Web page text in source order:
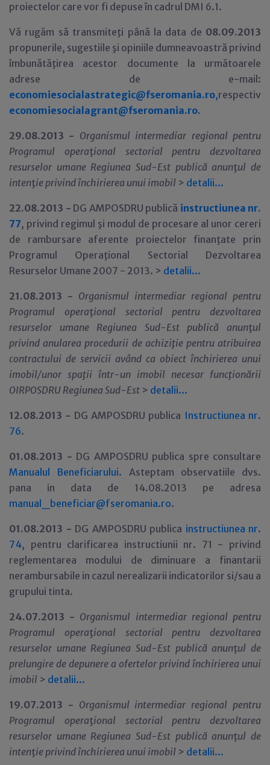
proiectelor care vor fi depuse în cadrul DMI 6.1.
Vă rugăm să transmiteţi până la data de 08.09.2013
propunerile, sugestiile şi opiniile dumneavoastră privind
îmbunătăţirea acestor documente la următoarele
adrese de e-mail:
economiesocialastrategic@fseromania.ro,respectiv
economiesocialagrant@fseromania.ro.
29.08.2013 - Organismul intermediar regional pentru
Programul operaţional sectorial pentru dezvoltarea
resurselor umane Regiunea Sud-Est publică anunţul de
intenţie privind închirierea unui imobil > detalii...
22.08.2013 - DG AMPOSDRU publică instructiunea nr.
77, privind regimul şi modul de procesare al unor cereri
de rambursare aferente proiectelor finanţate prin
Programul Operaţional Sectorial Dezvoltarea
Resurselor Umane 2007 - 2013. > detalii...
21.08.2013 - Organismul intermediar regional pentru
Programul operaţional sectorial pentru dezvoltarea
resurselor umane Regiunea Sud-Est publică anunţul
privind anularea procedurii de achiziţie pentru atribuirea
contractului de servicii având ca obiect închirierea unui
imobil/unor spaţii într-un imobil necesar funcţionării
OIRPOSDRU Regiunea Sud-Est > detalii...
12.08.2013 - DG AMPOSDRU publica Instructiunea nr.
76.
01.08.2013 - DG AMPOSDRU publica spre consultare
Manualul Beneficiarului. Asteptam observatiile dvs.
pana in data de 14.08.2013 pe adresa
manual_beneficiar@fseromania.ro.
01.08.2013 - DG AMPOSDRU publica instructiunea nr.
74, pentru clarificarea instructiunii nr. 71 - privind
reglementarea modului de diminuare a finantarii
nerambursabile in cazul nerealizarii indicatorilor si/sau a
grupului tinta.
24.07.2013 - Organismul intermediar regional pentru
Programul operaţional sectorial pentru dezvoltarea
resurselor umane Regiunea Sud-Est publică anunţul de
prelungire de depunere a ofertelor privind închirierea unui
imobil > detalii...
19.07.2013 - Organismul intermediar regional pentru
Programul operaţional sectorial pentru dezvoltarea
resurselor umane Regiunea Sud-Est publică anunţul de
intenţie privind închirierea unui imobil > detalii...